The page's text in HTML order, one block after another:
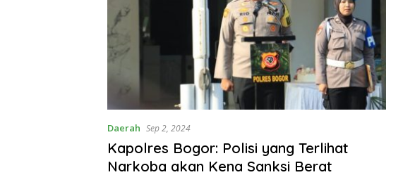
Daerah Sep 2, 2024
Kapolres Bogor: Polisi yang Terlihat
Narkoba akan Kena Sanksi Berat